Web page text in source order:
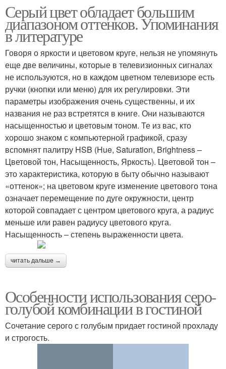
Серый цвет обладает большим
диапазоном оттенков. Упоминания
в литературе
Говоря о яркости и цветовом круге, нельзя не упомянуть
еще две величины, которые в телевизионных сигналах
не используются, но в каждом цветном телевизоре есть
ручки (кнопки или меню) для их регулировки. Эти
параметры изображения очень существенны, и их
названия не раз встретятся в книге. Они называются
насыщенностью и цветовым тоном. Те из вас, кто
хорошо знаком с компьютерной графикой, сразу
вспомнят палитру HSB (Hue, Saturation, Brightness –
Цветовой тон, Насыщенность, Яркость). Цветовой тон –
это характеристика, которую в быту обычно называют
«оттенок»; на цветовом круге изменение цветового тона
означает перемещение по дуге окружности, центр
которой совпадает с центром цветового круга, а радиус
меньше или равен радиусу цветового круга.
Насыщенность – степень выраженности цвета.
читать дальше →
Особенности использования серо-
голубой комбинации в гостиной
Сочетание серого с голубым придает гостиной прохладу
и строгость.